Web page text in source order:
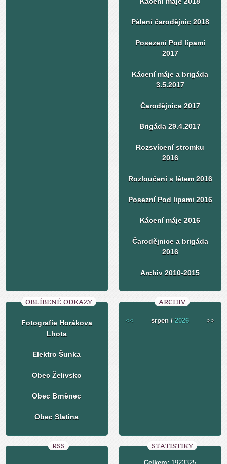
Pálení čarodějnic 2018
Posezení Pod lipami
2017
Kácení máje a brigáda
3.5.2017
Čarodějnice 2017
Brigáda 29.4.2017
Rozsvícení stromku
2016
Rozloučení s létem 2016
Posezní Pod lipami 2016
Kácení máje 2016
Čarodějnice a brigáda
2016
Archiv 2010-2015
OBLÍBENÉ ODKAZY
Fotografie Horákova
Lhota
Elektro Šunka
Obec Želivsko
Obec Brněnec
Obec Slatina
ARCHIV
<< srpen /2026 >>
RSS STATISTIKY